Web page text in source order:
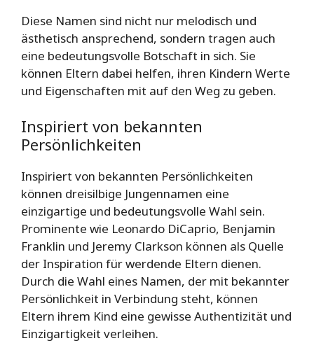
Diese Namen sind nicht nur melodisch und
ästhetisch ansprechend, sondern tragen auch
eine bedeutungsvolle Botschaft in sich. Sie
können Eltern dabei helfen, ihren Kindern Werte
und Eigenschaften mit auf den Weg zu geben.
Inspiriert von bekannten
Persönlichkeiten
Inspiriert von bekannten Persönlichkeiten
können dreisilbige Jungennamen eine
einzigartige und bedeutungsvolle Wahl sein.
Prominente wie Leonardo DiCaprio, Benjamin
Franklin und Jeremy Clarkson können als Quelle
der Inspiration für werdende Eltern dienen.
Durch die Wahl eines Namen, der mit bekannter
Persönlichkeit in Verbindung steht, können
Eltern ihrem Kind eine gewisse Authentizität und
Einzigartigkeit verleihen.